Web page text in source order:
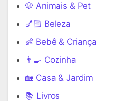
🐶 Animais & Pet
💅🏻 Beleza
👶 Bebê & Criança
👨‍🍳 Cozinha
🏡 Casa & Jardim
📚 Livros